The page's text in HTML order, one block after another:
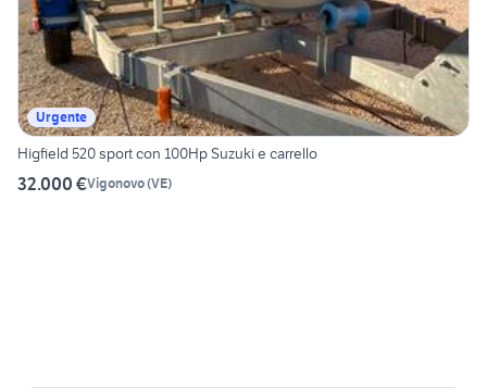
Urgente
Higfield 520 sport con 100Hp Suzuki e carrello
32.000 €Vigonovo(VE)